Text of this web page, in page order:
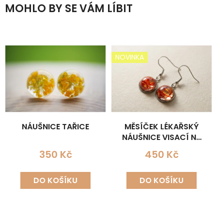
MOHLO BY SE VÁM LÍBIT
NÁUŠNICE TAŘICE
350 Kč
DO KOŠÍKU
NOVINKA
MĚSÍČEK LÉKAŘSKÝ
NÁUŠNICE VISACÍ NA
LŮŽKU
450 Kč
DO KOŠÍKU